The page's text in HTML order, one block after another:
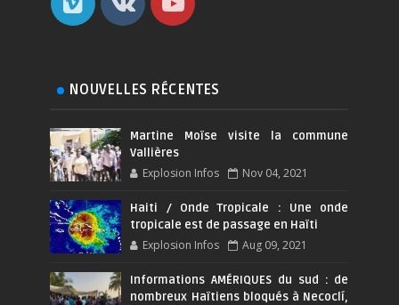
NOUVELLES RÉCENTES
Martine Moïse visite la commune
Vallières
Explosion Infos Nov 04, 2021
Haiti / Onde Tropicale : Une onde
tropicale est de passage en Haïti
Explosion Infos Aug 09, 2021
Informations AMÉRIQUES du sud : de
nombreux Haïtiens bloqués à Necoclí,